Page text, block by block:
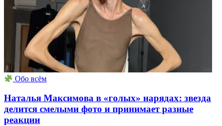
Обо всём
Наталья Максимова в «голых» нарядах: звезда
делится смелыми фото и принимает разные
реакции